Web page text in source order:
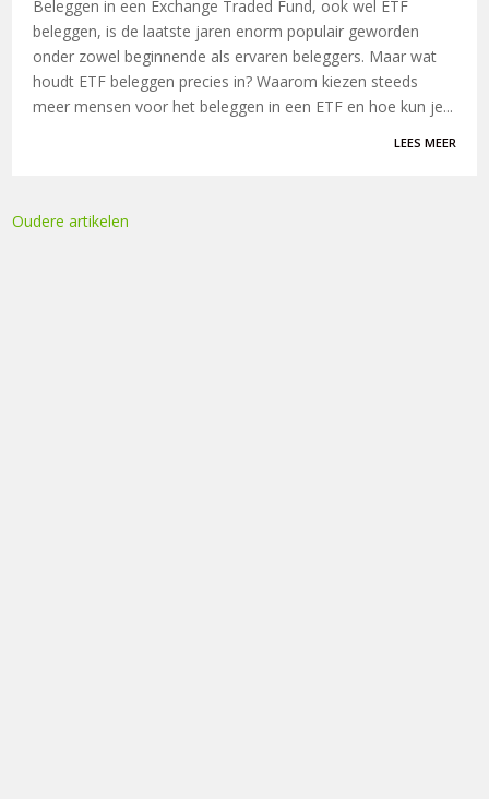
Beleggen in een Exchange Traded Fund, ook wel ETF
beleggen, is de laatste jaren enorm populair geworden
onder zowel beginnende als ervaren beleggers. Maar wat
houdt ETF beleggen precies in? Waarom kiezen steeds
meer mensen voor het beleggen in een ETF en hoe kun je...
LEES MEER
Oudere artikelen